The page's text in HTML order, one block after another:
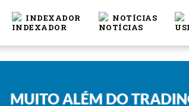
INDEXADOR NOTÍCIAS